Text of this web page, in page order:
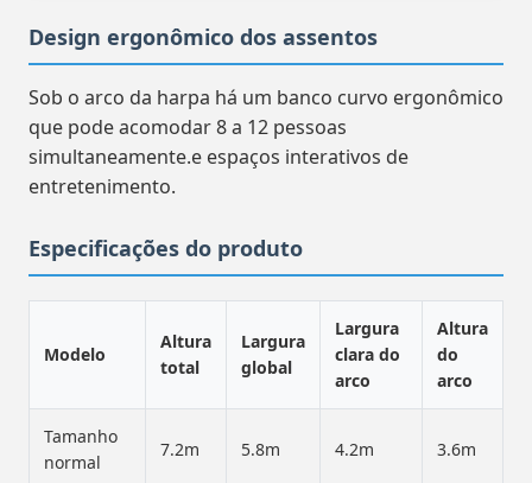
Design ergonômico dos assentos
Sob o arco da harpa há um banco curvo ergonômico
que pode acomodar 8 a 12 pessoas
simultaneamente.e espaços interativos de
entretenimento.
Especificações do produto
Modelo
Altura
total
Largura
global
Largura
clara do
arco
Altura
do
arco
Tamanho
normal
7.2m 5.8m 4.2m 3.6m